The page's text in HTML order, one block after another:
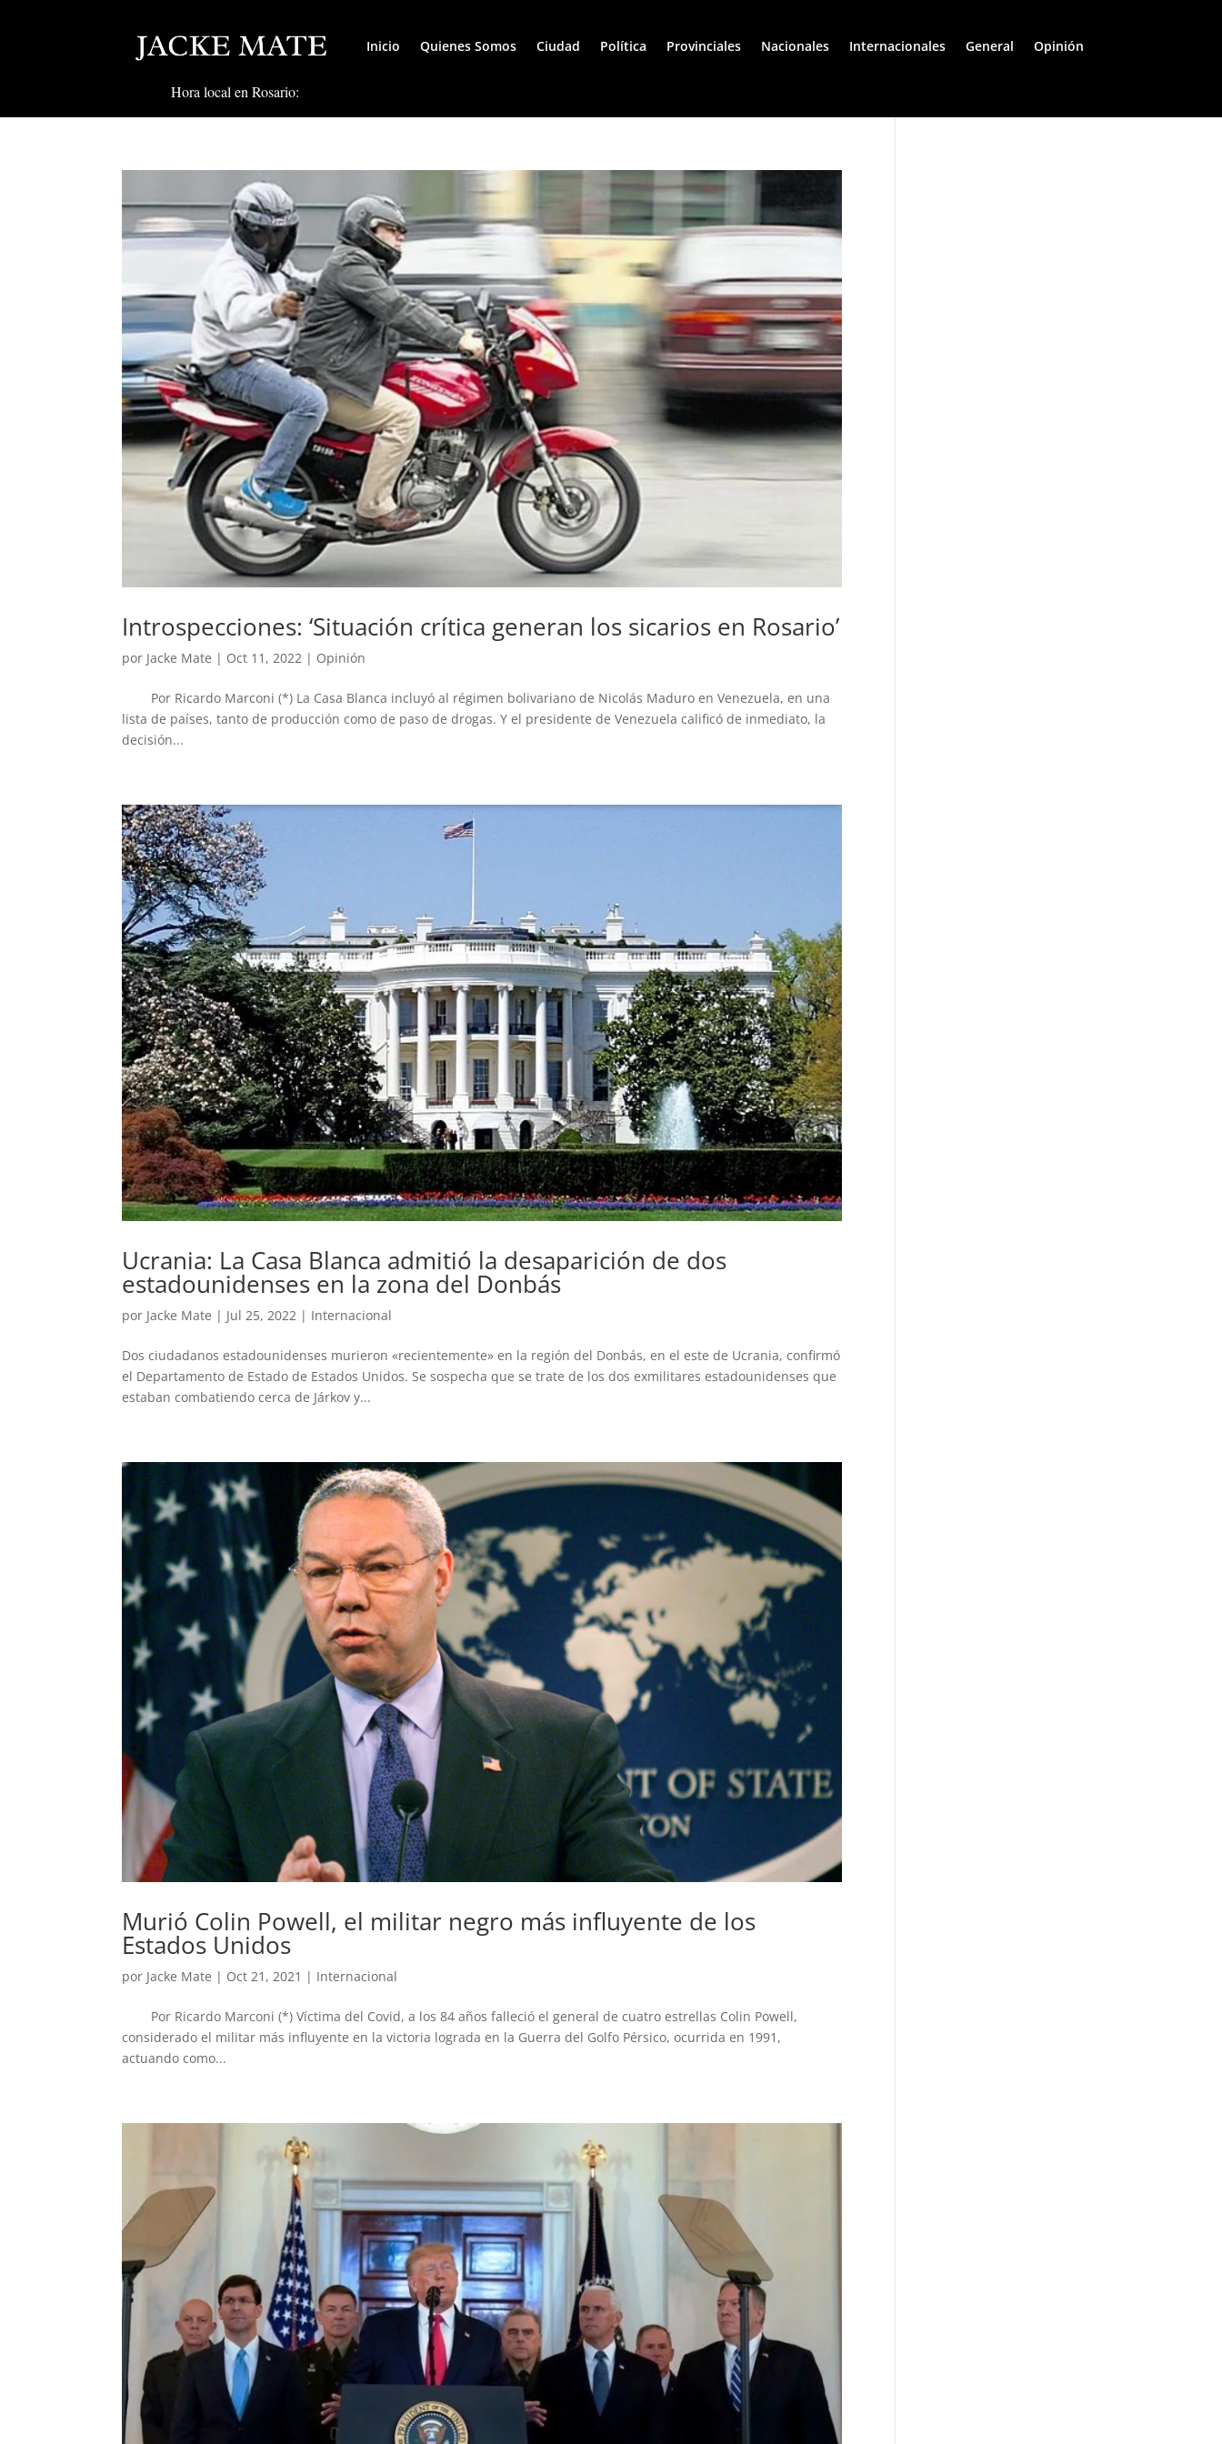
Inicio Quienes Somos Ciudad Política Provinciales Nacionales Internacionales General Opinión
Hora local en Rosario:
Introspecciones: ‘Situación crítica generan los sicarios en Rosario’
por Jacke Mate | Oct 11, 2022 | Opinión
Por Ricardo Marconi (*) La Casa Blanca incluyó al régimen bolivariano de Nicolás Maduro en Venezuela, en una
lista de países, tanto de producción como de paso de drogas. Y el presidente de Venezuela calificó de inmediato, la
decisión...
Ucrania: La Casa Blanca admitió la desaparición de dos
estadounidenses en la zona del Donbás
por Jacke Mate | Jul 25, 2022 | Internacional
Dos ciudadanos estadounidenses murieron «recientemente» en la región del Donbás, en el este de Ucrania, confirmó
el Departamento de Estado de Estados Unidos. Se sospecha que se trate de los dos exmilitares estadounidenses que
estaban combatiendo cerca de Járkov y...
Murió Colin Powell, el militar negro más influyente de los
Estados Unidos
por Jacke Mate | Oct 21, 2021 | Internacional
Por Ricardo Marconi (*) Víctima del Covid, a los 84 años falleció el general de cuatro estrellas Colin Powell,
considerado el militar más influyente en la victoria lograda en la Guerra del Golfo Pérsico, ocurrida en 1991,
actuando como...